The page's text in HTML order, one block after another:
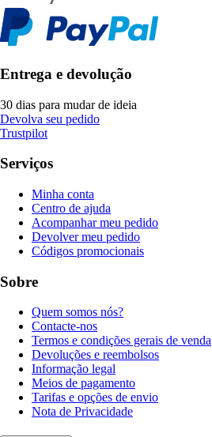
Entrega e devolução
30 dias para mudar de ideia
Devolva seu pedido
Trustpilot
Serviços
Minha conta
Centro de ajuda
Acompanhar meu pedido
Devolver meu pedido
Códigos promocionais
Sobre
Quem somos nós?
Contacte-nos
Termos e condições gerais de venda
Devoluções e reembolsos
Informação legal
Meios de pagamento
Tarifas e opções de envio
Nota de Privacidade